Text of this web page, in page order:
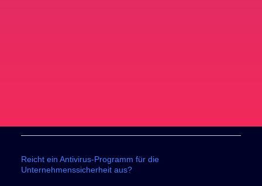
Reicht ein Antivirus-Programm für die
Unternehmenssicherheit aus?